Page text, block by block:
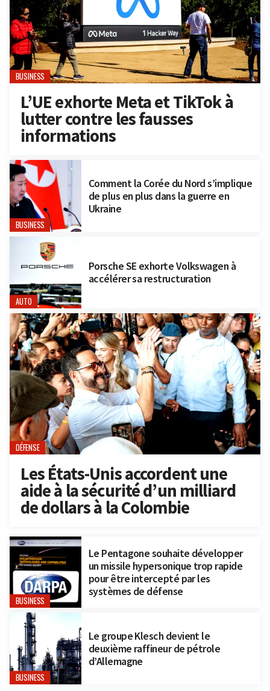
BUSINESS
L’UE exhorte Meta et TikTok à
lutter contre les fausses
informations
BUSINESS
Comment la Corée du Nord s’implique
de plus en plus dans la guerre en
Ukraine
AUTO
Porsche SE exhorte Volkswagen à
accélérer sa restructuration
DÉFENSE
Les États-Unis accordent une
aide à la sécurité d’un milliard
de dollars à la Colombie
BUSINESS
Le Pentagone souhaite développer
un missile hypersonique trop rapide
pour être intercepté par les
systèmes de défense
BUSINESS
Le groupe Klesch devient le
deuxième raffineur de pétrole
d’Allemagne